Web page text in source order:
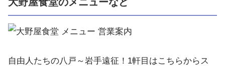
自由人たちの八戸～岩手遠征！1軒目はこちらからス